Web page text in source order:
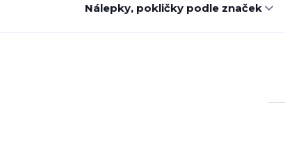
Nálepky, pokličky podle značek